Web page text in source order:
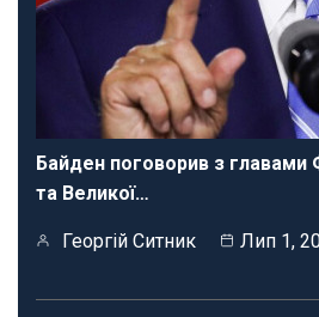
Байден поговорив з главами
та Великої…
Георгій Ситник Лип 1,